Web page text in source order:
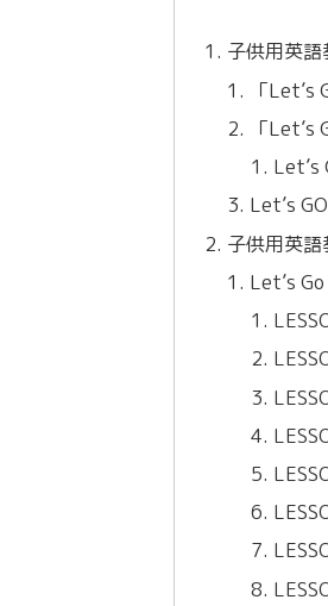
子供用英
「
「
Let’s
Let’s
子供用英
Let’s